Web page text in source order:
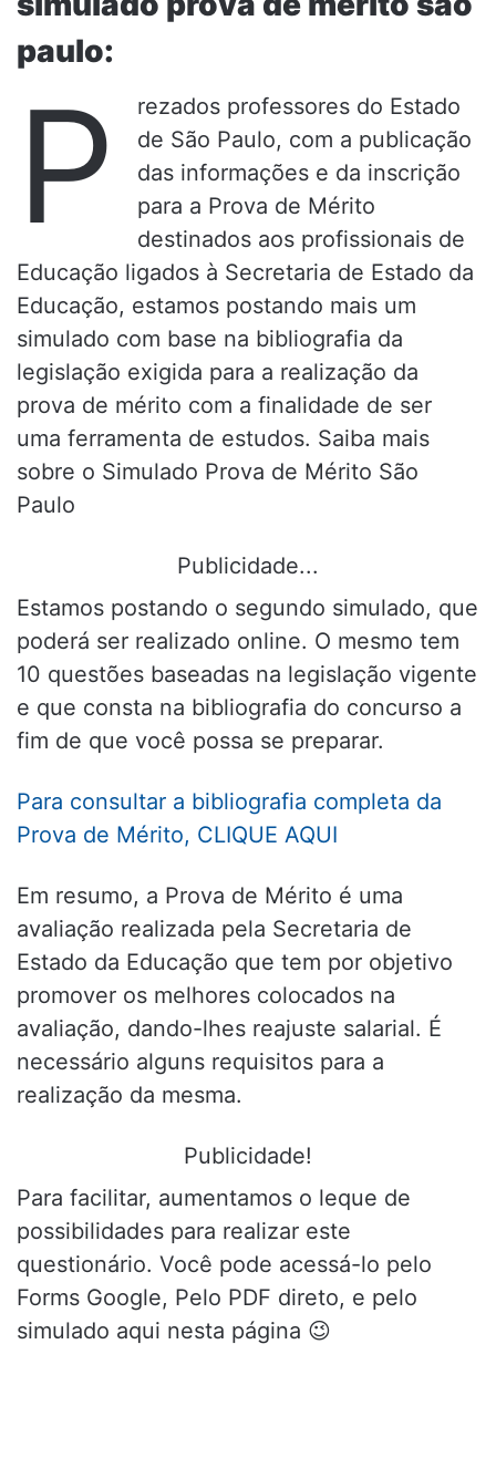
paulo:
P
rezados professores do Estado
de São Paulo, com a publicação
das informações e da inscrição
para a Prova de Mérito
destinados aos profissionais de
Educação ligados à Secretaria de Estado da
Educação, estamos postando mais um
simulado com base na bibliografia da
legislação exigida para a realização da
prova de mérito com a finalidade de ser
uma ferramenta de estudos. Saiba mais
sobre o Simulado Prova de Mérito São
Paulo
Publicidade...
Estamos postando o segundo simulado, que
poderá ser realizado online. O mesmo tem
10 questões baseadas na legislação vigente
e que consta na bibliografia do concurso a
fim de que você possa se preparar.
Para consultar a bibliografia completa da
Prova de Mérito, CLIQUE AQUI
Em resumo, a Prova de Mérito é uma
avaliação realizada pela Secretaria de
Estado da Educação que tem por objetivo
promover os melhores colocados na
avaliação, dando-lhes reajuste salarial. É
necessário alguns requisitos para a
realização da mesma.
Publicidade!
Para facilitar, aumentamos o leque de
possibilidades para realizar este
questionário. Você pode acessá-lo pelo
Forms Google, Pelo PDF direto, e pelo
simulado aqui nesta página 😉